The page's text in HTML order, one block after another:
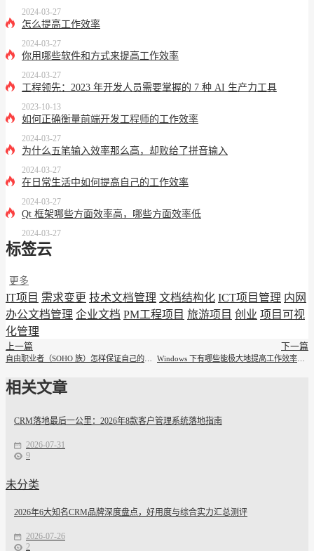
2024-03-27
怎么提高工作效率
2024-03-27
你用哪些软件和方式来提高工作效率
2024-03-27
工程领先：2023 年开发人员需要掌握的 7 种 AI 生产力工具
2023-10-13
如何正确衡量前端开发工程师的工作效率
2024-03-27
为什么五笔输入效率那么高，却败给了拼音输入
2024-03-27
在日常生活中如何提高自己的工作效率
2024-03-27
Qt 框架哪些方面效率高，哪些方面效率低
2024-03-27
标签云
更多
IT项目 需求变更 技术文档管理 文档结构化 ICT项目管理 内网
办公文档管理 企业文档 PM工程项目 旅游项目 创业 项目可视
化管理
上一篇 下一篇
相关文章
CRM落地最后一公里：2026年8款客户管理系统落地指南
2026-07-31
9
未分类
2026年6大知名CRM品牌深度盘点，好用度与综合实力汇总测评
2026-07-26
2